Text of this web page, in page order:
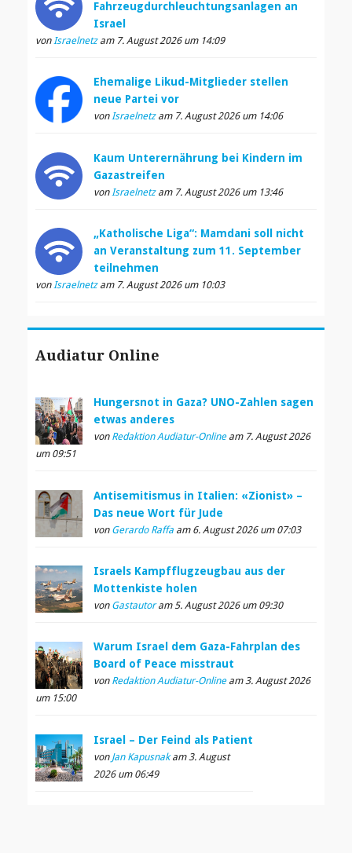
Fahrzeugdurchleuchtungsanlagen an
Israel
von Israelnetzam 7. August 2026 um 14:09
Ehemalige Likud-Mitglieder stellen
neue Partei vor
vonIsraelnetzam 7. August 2026 um 14:06
Kaum Unterernährung bei Kindern im
Gazastreifen
von Israelnetzam 7. August 2026 um 13:46
„Katholische Liga“: Mamdani soll nicht
an Veranstaltung zum 11. September
teilnehmen
von Israelnetzam 7. August 2026 um 10:03
Audiatur Online
Hungersnot in Gaza? UNO-Zahlen sagen
etwas anderes
von Redaktion Audiatur-Onlineam 7. August 2026
um 09:51
Antisemitismus in Italien: «Zionist» –
Das neue Wort für Jude
von Gerardo Raffaam 6. August 2026 um 07:03
Israels Kampfflugzeugbau aus der
Mottenkiste holen
von Gastautoram 5. August 2026 um 09:30
Warum Israel dem Gaza-Fahrplan des
Board of Peace misstraut
von Redaktion Audiatur-Onlineam 3. August 2026
um 15:00
Israel – Der Feind als Patient
von Jan Kapusnakam 3. August
2026 um 06:49